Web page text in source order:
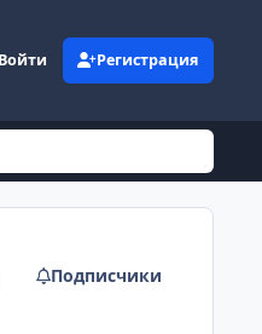
Войти Регистрация
Подписчики